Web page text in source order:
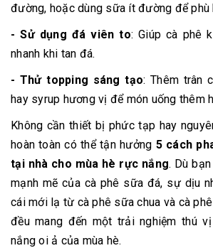
đường, hoặc dùng sữa ít đường để phù
- Sử dụng đá viên to: Giúp cà phê
nhanh khi tan đá.
- Thử topping sáng tạo: Thêm trân
hay syrup hương vị để món uống thêm
Không cần thiết bị phức tạp hay
hoàn toàn có thể tận hưởng 5 cách
tại nhà cho mùa hè rực nắng. Dù
mạnh mẽ của cà phê sữa đá, sự dịu
cái mới lạ từ cà phê sữa chua và cà
đều mang đến một trải nghiệm thú
nắng oi ả của mùa hè.